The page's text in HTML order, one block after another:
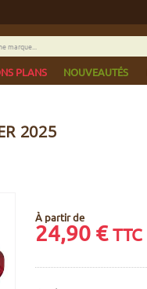
PLANS NOUVEAUTÉS
2025
À partir de
24,90€ TTC